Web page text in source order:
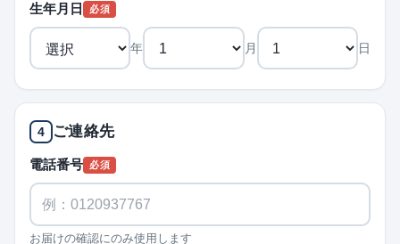
生年月日 必須
年 月 日
4 ご連絡先
電話番号 必須
お届けの確認にのみ使用します